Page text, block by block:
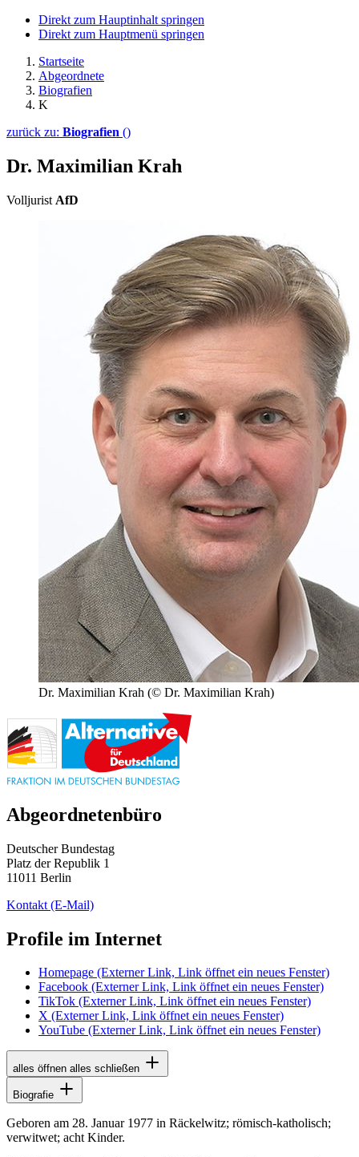
Direkt zum Hauptinhalt springen
Direkt zum Hauptmenü springen
Startseite
Abgeordnete
Biografien
K
zurück zu: Biografien ()
Dr. Maximilian Krah
Volljurist AfD
Dr. Maximilian Krah (© Dr. Maximilian Krah)
Abgeordnetenbüro
Deutscher Bundestag
Platz der Republik 1
11011 Berlin
Kontakt (E-Mail)
Profile im Internet
Homepage (Externer Link, Link öffnet ein neues Fenster)
Facebook (Externer Link, Link öffnet ein neues Fenster)
TikTok (Externer Link, Link öffnet ein neues Fenster)
X (Externer Link, Link öffnet ein neues Fenster)
YouTube (Externer Link, Link öffnet ein neues Fenster)
alles öffnen alles schließen
Biografie
Geboren am 28. Januar 1977 in Räckelwitz; römisch-katholisch;
verwitwet; acht Kinder.